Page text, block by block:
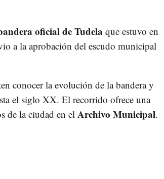
oficial de Tudela que estuvo en
a la aprobación del escudo municipal
conocer la evolución de la bandera y
el siglo XX. El recorrido ofrece una
de la ciudad en el Archivo Municipal.